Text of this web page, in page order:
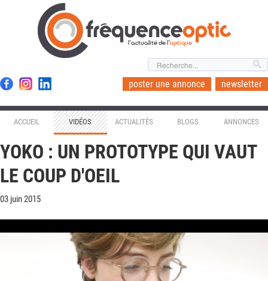
l'actualité de l'optique
poster une annonce newsletter
ACCUEIL VIDÉOS ACTUALITÉS BLOGS ANNONCES
YOKO : UN PROTOTYPE QUI VAUT
LE COUP D'OEIL
03 juin 2015